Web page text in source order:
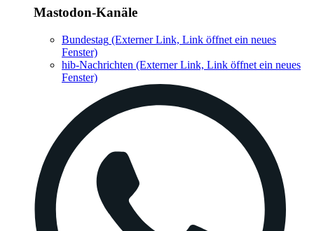
Mastodon-Kanäle
Bundestag (Externer Link, Link öffnet ein neues
Fenster)
hib-Nachrichten (Externer Link, Link öffnet ein neues
Fenster)